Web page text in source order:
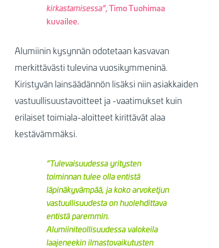
kirkastamisessa”, Timo Tuohimaa
kuvailee.
Alumiinin kysynnän odotetaan kasvavan
merkittävästi tulevina vuosikymmeninä.
Kiristyvän lainsäädännön lisäksi niin asiakkaiden
vastuullisuustavoitteet ja -vaatimukset kuin
erilaiset toimiala-aloitteet kirittävät alaa
kestävämmäksi.
”Tulevaisuudessa yritysten
toiminnan tulee olla entistä
läpinäkyvämpää, ja koko arvoketjun
vastuullisuudesta on huolehdittava
entistä paremmin.
Alumiiniteollisuudessa valokeila
laajeneekin ilmastovaikutusten